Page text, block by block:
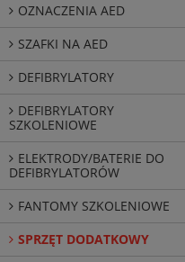
OZNACZENIA AED
SZAFKI NA AED
DEFIBRYLATORY
DEFIBRYLATORY
SZKOLENIOWE
ELEKTRODY/BATERIE DO
DEFIBRYLATORÓW
FANTOMY SZKOLENIOWE
SPRZĘT DODATKOWY